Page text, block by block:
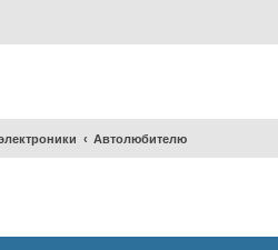
Автолюбителю